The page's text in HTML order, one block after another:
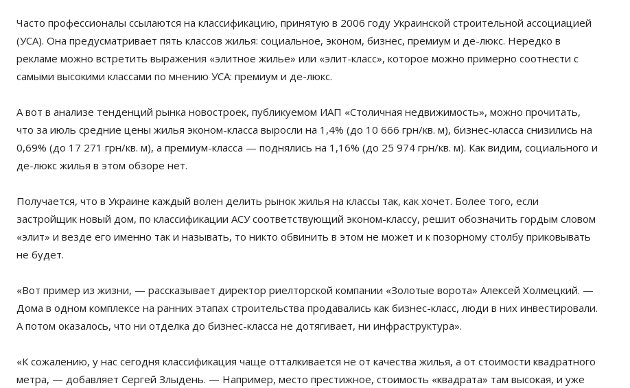
Часто профессионалы ссылаются на классификацию, принятую в 2006 году Украинской строительной ассоциацией
(УСА). Она предусматривает пять классов жилья: социальное, эконом, бизнес, премиум и де-люкс. Нередко в
рекламе можно встретить выражения «элитное жилье» или «элит-класс», которое можно примерно соотнести с
самыми высокими классами по мнению УСА: премиум и де-люкс.
А вот в анализе тенденций рынка новостроек, публикуемом ИАП «Столичная недвижимость», можно прочитать,
что за июль средние цены жилья эконом-класса выросли на 1,4% (до 10 666 грн/кв. м), бизнес-класса снизились на
0,69% (до 17 271 грн/кв. м), а премиум-класса — поднялись на 1,16% (до 25 974 грн/кв. м). Как видим, социального и
де-люкс жилья в этом обзоре нет.
Получается, что в Украине каждый волен делить рынок жилья на классы так, как хочет. Более того, если
застройщик новый дом, по классификации АСУ соответствующий эконом-классу, решит обозначить гордым словом
«элит» и везде его именно так и называть, то никто обвинить в этом не может и к позорному столбу приковывать
не будет.
«Вот пример из жизни, — рассказывает директор риелторской компании «Золотые ворота» Алексей Холмецкий. —
Дома в одном комплексе на ранних этапах строительства продавались как бизнес-класс, люди в них инвестировали.
А потом оказалось, что ни отделка до бизнес-класса не дотягивает, ни инфраструктура».
«К сожалению, у нас сегодня классификация чаще отталкивается не от качества жилья, а от стоимости квадратного
метра, — добавляет Сергей Злыдень. — Например, место престижное, стоимость «квадрата» там высокая, и уже